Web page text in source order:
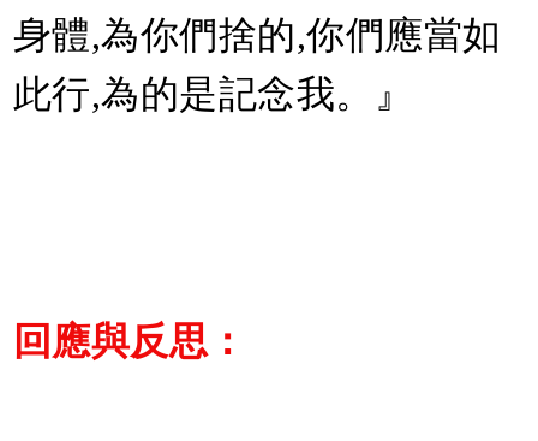
身體,為你們捨的,你們應當如
此行,為的是記念我。』
回應與反思：